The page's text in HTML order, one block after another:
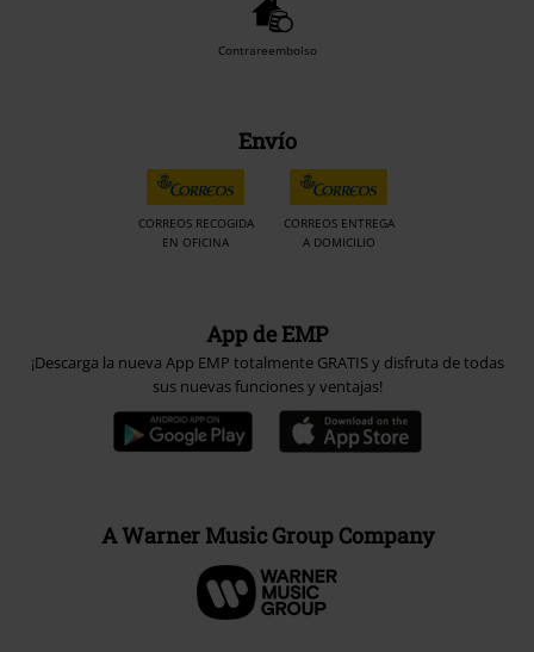
Contrareembolso
Envío
CORREOS RECOGIDA
EN OFICINA
CORREOS ENTREGA
A DOMICILIO
App de EMP
¡Descarga la nueva App EMP totalmente GRATIS y disfruta de todas
sus nuevas funciones y ventajas!
A Warner Music Group Company